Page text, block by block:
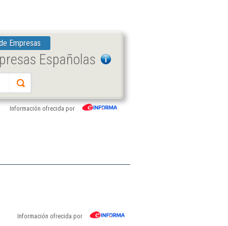
Empresas
Españolas
Información ofrecida por
Información ofrecida por